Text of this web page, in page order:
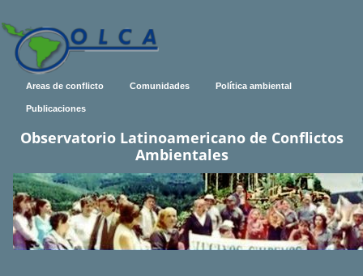
Areas de conflicto Comunidades Política ambiental
Publicaciones
Observatorio Latinoamericano de Conflictos
Ambientales